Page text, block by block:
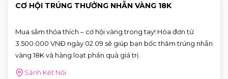
CƠ HỘI TRÚNG THƯỞNG NHẪN VÀNG 18K
Mua sắm thỏa thích – cơ hội vàng trong tay! Hóa đơn từ
3.500.000 VNĐ ngày 02.09 sẽ giúp bạn bốc thăm trúng nhẫn
vàng 18K và hàng loạt phần quà giá trị.
Sảnh Kết Nối